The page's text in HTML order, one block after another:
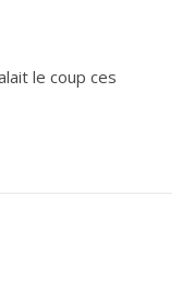
le coup ces